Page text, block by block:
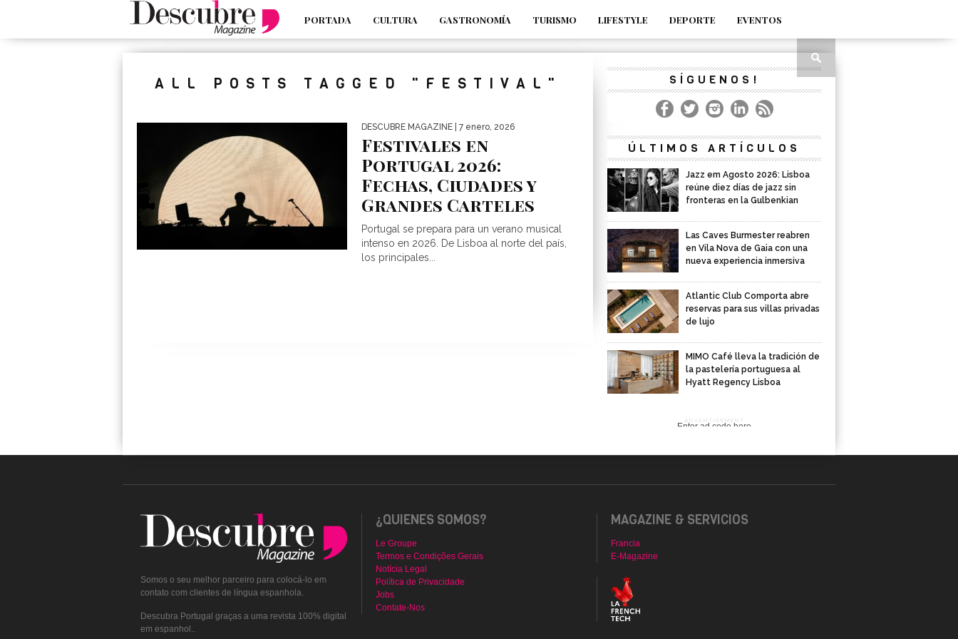
PORTADA CULTURA GASTRONOMÍA TURISMO LIFESTYLE DEPORTE
EVENTOS
google-site-verification=_UCdsju0_s7tEFgjpjNYWdThIX7oTMtHhdhYNQ_fdM4
ALL POSTS TAGGED "FESTIVAL"
DESCUBRE MAGAZINE | 7 enero, 2026
Festivales en
Portugal 2026:
Fechas, Ciudades y
Grandes Carteles
Portugal se prepara para un verano musical
intenso en 2026. De Lisboa al norte del país,
los principales...
SÍGUENOS!
ÚLTIMOS ARTÍCULOS
Jazz em Agosto 2026: Lisboa
reúne diez días de jazz sin
fronteras en la Gulbenkian
Las Caves Burmester reabren
en Vila Nova de Gaia con una
nueva experiencia inmersiva
Atlantic Club Comporta abre
reservas para sus villas privadas
de lujo
MIMO Café lleva la tradición de
la pastelería portuguesa al
Hyatt Regency Lisboa
ADVERTISEMENT
Enter ad code here
Somos o seu melhor parceiro para colocá-lo em
contato com clientes de língua espanhola.
Descubra Portugal graças a uma revista 100% digital
em espanhol..
¿QUIENES SOMOS?
Le Groupe
Termos e Condições Gerais
Notícia Legal
Política de Privacidade
Jobs
Contate-Nos
MAGAZINE & SERVICIOS
Francia
E-Magazine